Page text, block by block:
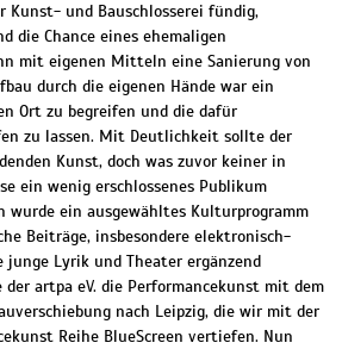
Kunst- und Bauschlosserei fündig,
die Chance eines ehemaligen
mit eigenen Mitteln eine Sanierung von
durch die eigenen Hände war ein
Ort zu begreifen und die dafür
zu lassen. Mit Deutlichkeit sollte der
Kunst, doch was zuvor keiner in
ein wenig erschlossenes Publikum
wurde ein ausgewähltes Kulturprogramm
Beiträge, insbesondere elektronisch-
junge Lyrik und Theater ergänzend
der artpa eV. die Performancekunst mit dem
nach Leipzig, die wir mit der
Reihe BlueScreen vertiefen. Nun